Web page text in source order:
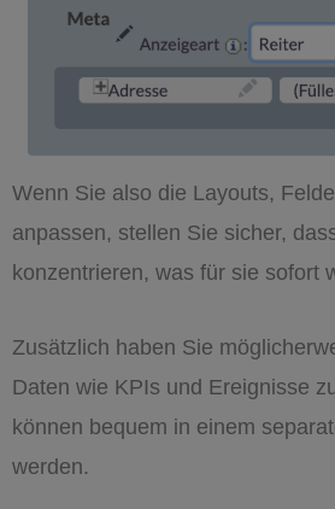
Wenn Sie also die Layouts,
anpassen, stellen Sie sicher,
konzentrieren, was für sie sofort
Zusätzlich haben Sie
Daten wie KPIs und Ereignisse
können bequem in einem
werden.